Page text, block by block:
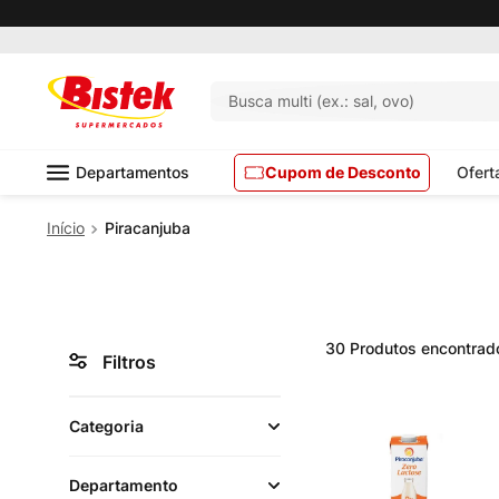
Busca multi (ex.: sal, ovo)
Departamentos Cupom de Desconto
Piracanjuba
Filtros
Categoria
Departamento
30 Produtos